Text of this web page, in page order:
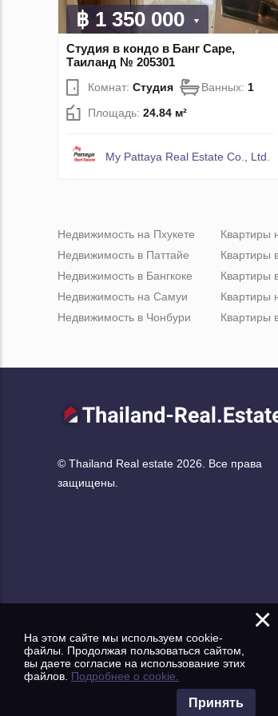
฿ 1 350 000
Студия в кондо в Банг Саре,
Таиланд № 205301
Комнат: Студия Ванных: 1
Площадь: 24.84 м²
My Pattaya Real Estate Co., Ltd.
Недвижимость на Пхукете
Недвижимость в Паттайе
Недвижимость в Бангкоке
Недвижимость на Самуи
Недвижимость в Чонбури
Квартиры
Квартиры
Квартиры
Квартиры
Квартиры
© Thailand Real estate 2026. Все права
защищены.
×
На этом сайте мы используем cookie-
файлы. Продолжая пользоваться сайтом,
вы даете согласие на использование этих
файлов. Подробнее о cookie.
Принять